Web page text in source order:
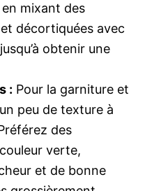
mixant des
décortiquées avec
obtenir une
: Pour la garniture et
peu de texture à
des
verte,
et de bonne